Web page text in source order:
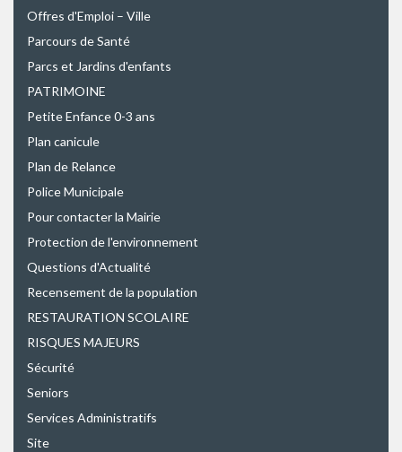
Offres d'Emploi – Ville
Parcours de Santé
Parcs et Jardins d'enfants
PATRIMOINE
Petite Enfance 0-3 ans
Plan canicule
Plan de Relance
Police Municipale
Pour contacter la Mairie
Protection de l'environnement
Questions d'Actualité
Recensement de la population
RESTAURATION SCOLAIRE
RISQUES MAJEURS
Sécurité
Seniors
Services Administratifs
Site